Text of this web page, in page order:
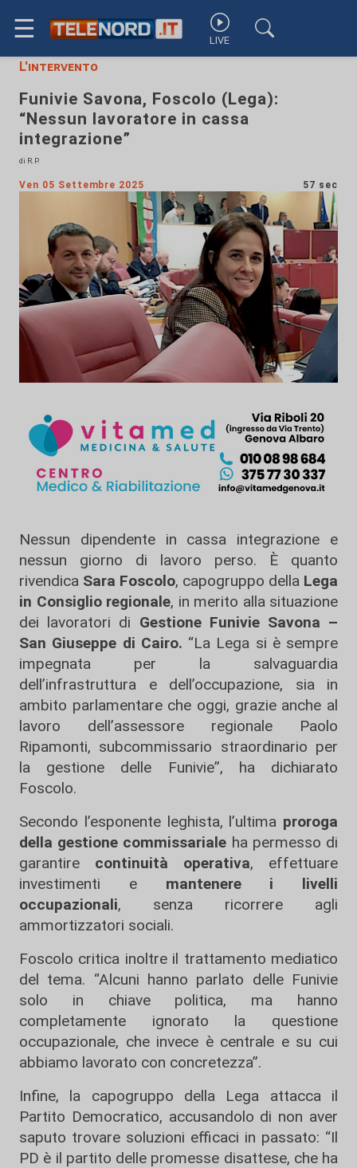
☰ LIVE
L'intervento
Funivie Savona, Foscolo (Lega):
“Nessun lavoratore in cassa
integrazione”
di R.P.
Ven 05 Settembre 2025 57 sec
Nessun dipendente in cassa integrazione e
nessun giorno di lavoro perso. È quanto
rivendica Sara Foscolo, capogruppo della Lega
in Consiglio regionale, in merito alla situazione
dei lavoratori di Gestione Funivie Savona –
San Giuseppe di Cairo. “La Lega si è sempre
impegnata per la salvaguardia
dell’infrastruttura e dell’occupazione, sia in
ambito parlamentare che oggi, grazie anche al
lavoro dell’assessore regionale Paolo
Ripamonti, subcommissario straordinario per
la gestione delle Funivie”, ha dichiarato
Foscolo.
Secondo l’esponente leghista, l’ultima proroga
della gestione commissariale ha permesso di
garantire continuità operativa, effettuare
investimenti e mantenere i livelli
occupazionali, senza ricorrere agli
ammortizzatori sociali.
Foscolo critica inoltre il trattamento mediatico
del tema. “Alcuni hanno parlato delle Funivie
solo in chiave politica, ma hanno
completamente ignorato la questione
occupazionale, che invece è centrale e su cui
abbiamo lavorato con concretezza”.
Infine, la capogruppo della Lega attacca il
Partito Democratico, accusandolo di non aver
saputo trovare soluzioni efficaci in passato: “Il
PD è il partito delle promesse disattese, che ha